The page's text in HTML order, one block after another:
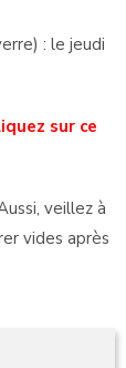
: le jeudi
sur ce
veillez à
vides après